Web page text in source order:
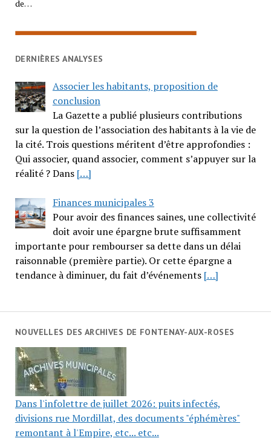
de…
DERNIÈRES ANALYSES
Associer les habitants, proposition de
conclusion
La Gazette a publié plusieurs contributions
sur la question de l’association des habitants à la vie de
la cité. Trois questions méritent d’être approfondies :
Qui associer, quand associer, comment s’appuyer sur la
réalité ? Dans […]
Finances municipales 3
Pour avoir des finances saines, une collectivité
doit avoir une épargne brute suffisamment
importante pour rembourser sa dette dans un délai
raisonnable (première partie). Or cette épargne a
tendance à diminuer, du fait d’événements […]
NOUVELLES DES ARCHIVES DE FONTENAY-AUX-ROSES
Dans l'infolettre de juillet 2026: puits infectés,
divisions rue Mordillat, des documents "éphémères"
remontant à l'Empire, etc... etc...